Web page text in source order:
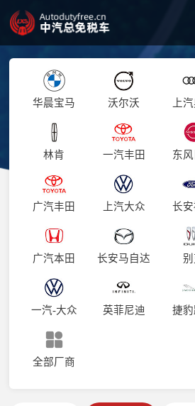
华晨宝马 沃尔沃 上
林肯 一汽丰田 东
广汽丰田 上汽大众 长
广汽本田 长安马自达
一汽-大众 英菲尼迪 捷
全部厂商